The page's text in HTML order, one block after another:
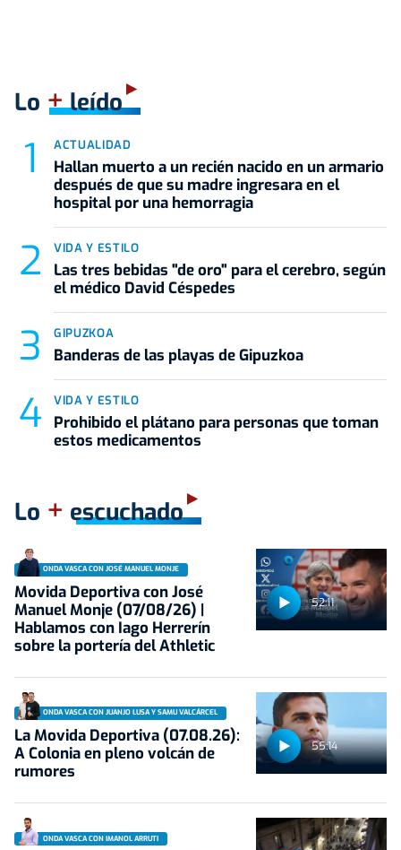
Lo +leído
ACTUALIDAD
Hallan muerto a un recién nacido en un armario
después de que su madre ingresara en el
hospital por una hemorragia
VIDA Y ESTILO
Las tres bebidas "de oro" para el cerebro, según
el médico David Céspedes
GIPUZKOA
Banderas de las playas de Gipuzkoa
VIDA Y ESTILO
Prohibido el plátano para personas que toman
estos medicamentos
Lo + escuchado
52:11
ONDA VASCA CON JOSÉ MANUEL MONJE
Movida Deportiva con José
Manuel Monje (07/08/26) |
Hablamos con Iago Herrerín
sobre la portería del Athletic
55:14
ONDA VASCA CON JUANJO LUSA Y SAMU VALCÁRCEL
La Movida Deportiva (07.08.26):
A Colonia en pleno volcán de
rumores
ONDA VASCA CON IMANOL ARRUTI